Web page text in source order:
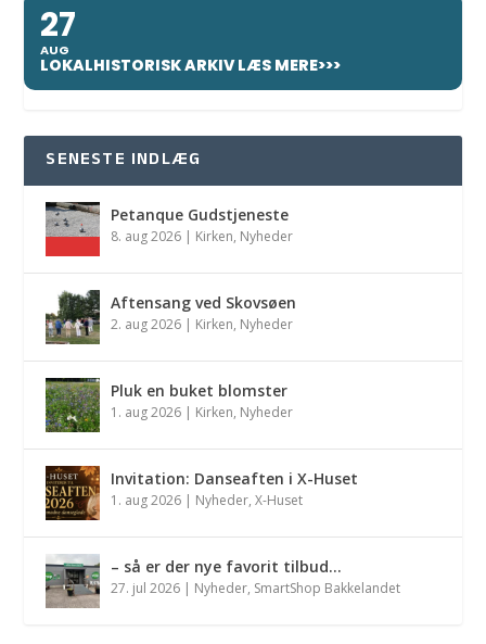
27
AUG
LOKALHISTORISK ARKIV LÆS MERE>>>
SENESTE INDLÆG
Petanque Gudstjeneste
8. aug 2026 | Kirken, Nyheder
Aftensang ved Skovsøen
2. aug 2026 | Kirken, Nyheder
Pluk en buket blomster
1. aug 2026 | Kirken, Nyheder
Invitation: Danseaften i X-Huset
1. aug 2026 | Nyheder,X-Huset
– så er der nye favorit tilbud…
27. jul 2026 | Nyheder, SmartShop Bakkelandet